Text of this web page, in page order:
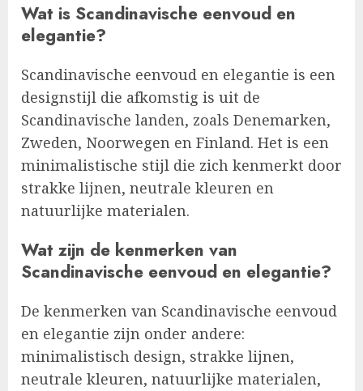
Wat is Scandinavische eenvoud en
elegantie?
Scandinavische eenvoud en elegantie is een
designstijl die afkomstig is uit de
Scandinavische landen, zoals Denemarken,
Zweden, Noorwegen en Finland. Het is een
minimalistische stijl die zich kenmerkt door
strakke lijnen, neutrale kleuren en
natuurlijke materialen.
Wat zijn de kenmerken van
Scandinavische eenvoud en elegantie?
De kenmerken van Scandinavische eenvoud
en elegantie zijn onder andere:
minimalistisch design, strakke lijnen,
neutrale kleuren, natuurlijke materialen,